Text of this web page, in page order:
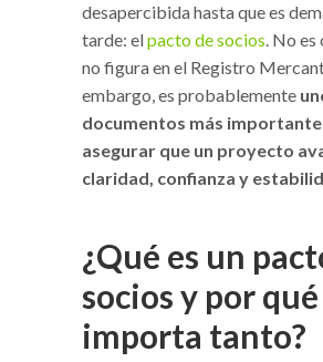
desapercibida hasta que es
tarde: elpacto de socios. No
no figura en el Registro
embargo, es probablemente
documentos más
asegurar que un proyecto
claridad, confianza y
¿Qué es un
socios y por qué
importa tanto?